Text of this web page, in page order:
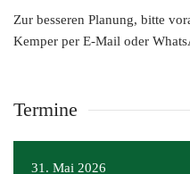
Zur besseren Planung, bitte
Kemper per E-Mail oder
Termine
31. Mai 2026